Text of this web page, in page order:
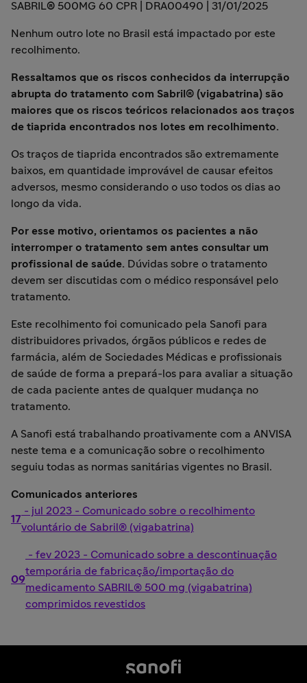
SABRIL® 500MG 60 CPR | DRA00490 | 31/01/2025
Nenhum outro lote no Brasil está impactado por este
recolhimento.
Ressaltamos que os riscos conhecidos da interrupção
abrupta do tratamento com Sabril® (vigabatrina) são
maiores que os riscos teóricos relacionados aos traços
de tiaprida encontrados nos lotes em recolhimento.
Os traços de tiaprida encontrados são extremamente
baixos, em quantidade improvável de causar efeitos
adversos, mesmo considerando o uso todos os dias ao
longo da vida.
Por esse motivo, orientamos os pacientes a não
interromper o tratamento sem antes consultar um
profissional de saúde. Dúvidas sobre o tratamento
devem ser discutidas com o médico responsável pelo
tratamento.
Este recolhimento foi comunicado pela Sanofi para
distribuidores privados, órgãos públicos e redes de
farmácia, além de Sociedades Médicas e profissionais
de saúde de forma a prepará-los para avaliar a situação
de cada paciente antes de qualquer mudança no
tratamento.
A Sanofi está trabalhando proativamente com a ANVISA
neste tema e a comunicação sobre o recolhimento
seguiu todas as normas sanitárias vigentes no Brasil.
Comunicados anteriores
17
- jul 2023 - Comunicado sobre o recolhimento
voluntário de Sabril® (vigabatrina)
09
- fev 2023 - Comunicado sobre a descontinuação
temporária de fabricação/importação do
medicamento SABRIL® 500 mg (vigabatrina)
comprimidos revestidos